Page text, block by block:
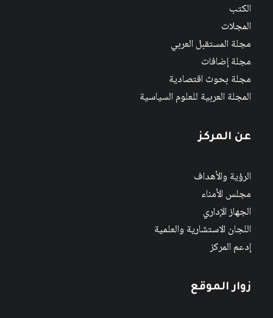
الكتب
المجلات
مجلة المستقبل العربي
مجلة إضافات
مجلة بحوث اقتصادية
المجلة العربية للعلوم السياسية
عن المركز
الرؤية والأهداف
مجلس الأمناء
الجهاز الإداري
اللجان الاستشارية والعلمية
إدعم المركز
زوار الموقع